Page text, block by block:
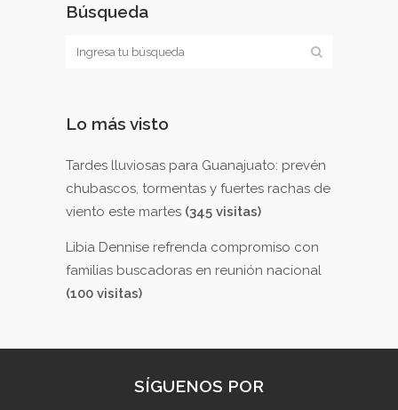
Búsqueda
Lo más visto
Tardes lluviosas para Guanajuato: prevén
chubascos, tormentas y fuertes rachas de
viento este martes (345 visitas)
Libia Dennise refrenda compromiso con
familias buscadoras en reunión nacional
(100 visitas)
SÍGUENOS POR